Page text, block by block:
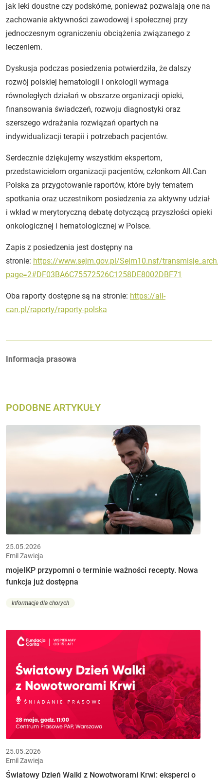
jak leki doustne czy podskórne, ponieważ pozwalają one na
zachowanie aktywności zawodowej i społecznej przy
jednoczesnym ograniczeniu obciążenia związanego z
leczeniem.
Dyskusja podczas posiedzenia potwierdziła, że dalszy
rozwój polskiej hematologii i onkologii wymaga
równoległych działań w obszarze organizacji opieki,
finansowania świadczeń, rozwoju diagnostyki oraz
szerszego wdrażania rozwiązań opartych na
indywidualizacji terapii i potrzebach pacjentów.
Serdecznie dziękujemy wszystkim ekspertom,
przedstawicielom organizacji pacjentów, członkom All.Can
Polska za przygotowanie raportów, które były tematem
spotkania oraz uczestnikom posiedzenia za aktywny udział
i wkład w merytoryczną debatę dotyczącą przyszłości opieki
onkologicznej i hematologicznej w Polsce.
Zapis z posiedzenia jest dostępny na
stronie: https://www.sejm.gov.pl/Sejm10.nsf/
page=2#DF03BA6C75572526C1258DE8002DBF71
Oba raporty dostępne są na stronie: https://all-
can.pl/raporty/raporty-polska
Autorzy:
Informacja prasowa
PODOBNE ARTYKUŁY
25.05.2026
Emil Zawieja
mojeIKP przypomni o terminie ważności recepty. Nowa
funkcja już dostępna
Informacje dla chorych
25.05.2026
Emil Zawieja
Światowy Dzień Walki z Nowotworami Krwi: eksperci o